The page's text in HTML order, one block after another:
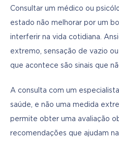
Consultar um médico ou
estado não melhorar por um
interferir na vida cotidiana.
extremo, sensação de vazio
que acontece são sinais que
A consulta com um
saúde, e não uma medida
permite obter uma avaliação
recomendações que ajudam